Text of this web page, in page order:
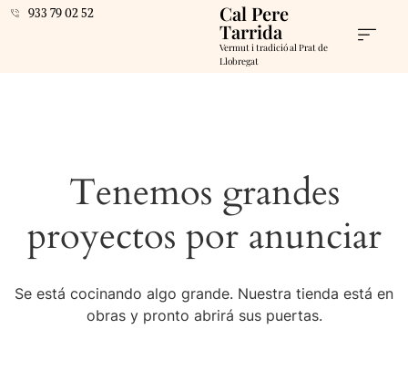
933 79 02 52 Cal Pere
Tarrida
Vermut i tradició al Prat de
Llobregat
Tenemos grandes
proyectos por anunciar
Se está cocinando algo grande. Nuestra tienda está en
obras y pronto abrirá sus puertas.